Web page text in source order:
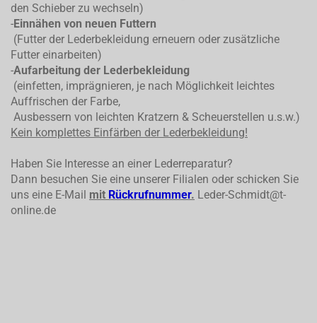
den Schieber zu wechseln)
-Einnähen von neuen Futtern
(Futter der Lederbekleidung erneuern oder zusätzliche
Futter einarbeiten)
-Aufarbeitung der Lederbekleidung
(einfetten, imprägnieren, je nach Möglichkeit leichtes
Auffrischen der Farbe,
Ausbessern von leichten Kratzern & Scheuerstellen u.s.w.)
Kein komplettes Einfärben der Lederbekleidung!
Haben Sie Interesse an einer Lederreparatur?
Dann besuchen Sie eine unserer Filialen oder schicken Sie
uns eine E-Mail mit Rückrufnummer. Leder-Schmidt@t-
online.de